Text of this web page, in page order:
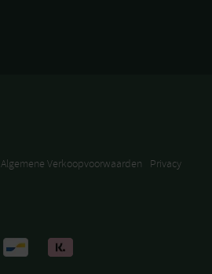
Algemene Verkoopvoorwaarden
Privacy